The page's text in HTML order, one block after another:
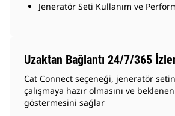
Jeneratör Seti Kullanım ve
Uzaktan Bağlantı 24/7/365
Cat Connect seçeneği, jeneratör
çalışmaya hazır olmasını ve
göstermesini sağlar